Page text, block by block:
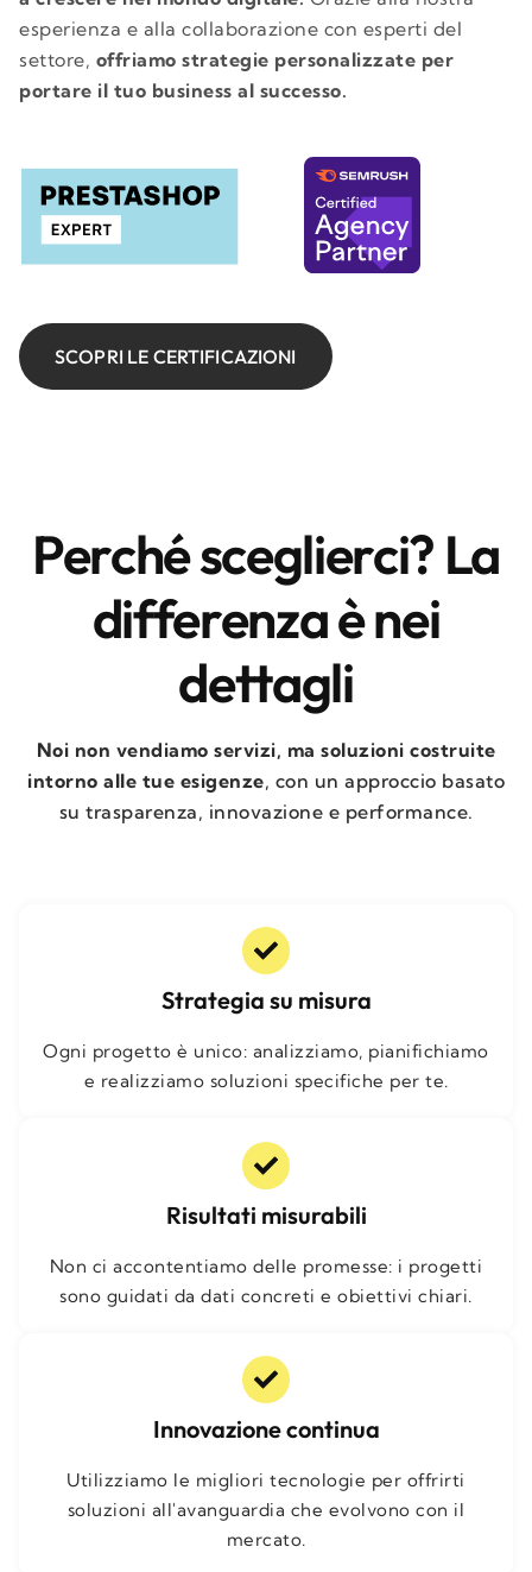
esperienza e alla collaborazione con esperti del
settore, offriamo strategie personalizzate per
portare il tuo business al successo.
SCOPRI LE CERTIFICAZIONI
Perché sceglierci? La
differenza è nei
dettagli
Noi non vendiamo servizi, ma soluzioni costruite
intorno alle tue esigenze, con un approccio basato
su trasparenza, innovazione e performance.
Strategia su misura
Ogni progetto è unico: analizziamo, pianifichiamo
e realizziamo soluzioni specifiche per te.
Risultati misurabili
Non ci accontentiamo delle promesse: i progetti
sono guidati da dati concreti e obiettivi chiari.
Innovazione continua
Utilizziamo le migliori tecnologie per offrirti
soluzioni all'avanguardia che evolvono con il
mercato.